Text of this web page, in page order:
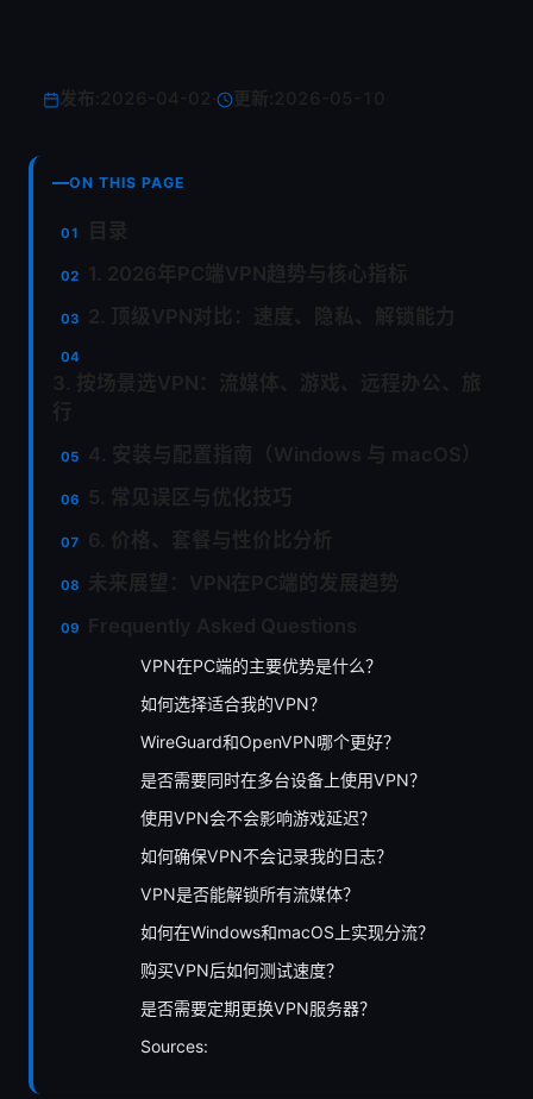
更新:
ON THIS PAGE
VPN在PC端的主要优势是什么？
如何选择适合我的VPN？
WireGuard和OpenVPN哪个更好？
是否需要同时在多台设备上使用VPN？
使用VPN会不会影响游戏延迟？
如何确保VPN不会记录我的日志？
VPN是否能解锁所有流媒体？
如何在Windows和macOS上实现分流？
购买VPN后如何测试速度？
是否需要定期更换VPN服务器？
Sources: